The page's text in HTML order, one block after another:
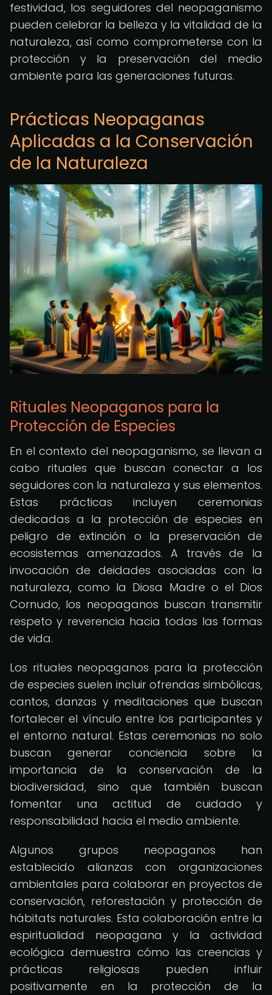
festividad, los seguidores del neopaganismo
pueden celebrar la belleza y la vitalidad de la
naturaleza, así como comprometerse con la
protección y la preservación del medio
ambiente para las generaciones futuras.
Prácticas Neopaganas
Aplicadas a la Conservación
de la Naturaleza
Rituales Neopaganos para la
Protección de Especies
En el contexto del neopaganismo, se llevan a
cabo rituales que buscan conectar a los
seguidores con la naturaleza y sus elementos.
Estas prácticas incluyen ceremonias
dedicadas a la protección de especies en
peligro de extinción o la preservación de
ecosistemas amenazados. A través de la
invocación de deidades asociadas con la
naturaleza, como la Diosa Madre o el Dios
Cornudo, los neopaganos buscan transmitir
respeto y reverencia hacia todas las formas
de vida.
Los rituales neopaganos para la protección
de especies suelen incluir ofrendas simbólicas,
cantos, danzas y meditaciones que buscan
fortalecer el vínculo entre los participantes y
el entorno natural. Estas ceremonias no solo
buscan generar conciencia sobre la
importancia de la conservación de la
biodiversidad, sino que también buscan
fomentar una actitud de cuidado y
responsabilidad hacia el medio ambiente.
Algunos grupos neopaganos han
establecido alianzas con organizaciones
ambientales para colaborar en proyectos de
conservación, reforestación y protección de
hábitats naturales. Esta colaboración entre la
espiritualidad neopagana y la actividad
ecológica demuestra cómo las creencias y
prácticas religiosas pueden influir
positivamente en la protección de la